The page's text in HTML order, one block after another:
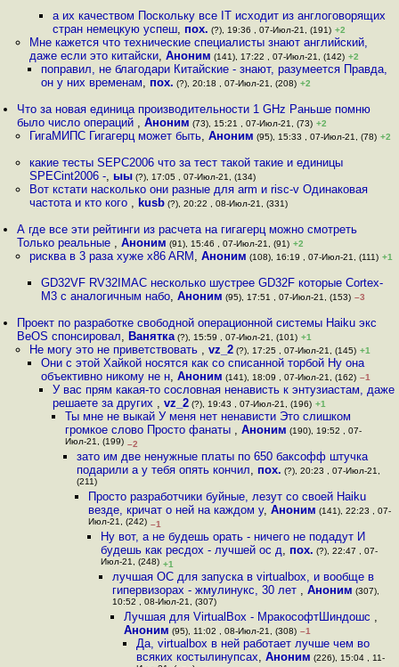
а их качеством Поскольку все IT исходит из англоговорящих
стран немецкую успеш, пох. (?), 19:36 , 07-Июл-21, (191) +2
Мне кажется что технические специалисты знают английский,
даже если это китайски, Аноним (141), 17:22 , 07-Июл-21, (142) +2
поправил, не благодари Китайские - знают, разумеется Правда,
он у них временам, пох. (?), 20:18 , 07-Июл-21, (208) +2
Что за новая единица производительности 1 GHz Раньше помню
было число операций ,Аноним (73), 15:21 , 07-Июл-21, (73) +2
ГигаМИПС Гигагерц может быть, Аноним (95), 15:33 , 07-Июл-21, (78) +2
какие тесты SEPC2006 что за тест такой такие и единицы
SPECint2006 -, ыы(?), 17:05 , 07-Июл-21, (134)
Вот кстати насколько они разные для arm и risc-v Одинаковая
частота и кто кого , kusb(?), 20:22 , 08-Июл-21, (331)
А где все эти рейтинги из расчета на гигагерц можно смотреть
Только реальные ,Аноним (91), 15:46 , 07-Июл-21, (91) +2
рисква в 3 раза хуже x86 ARM , Аноним (108), 16:19 , 07-Июл-21, (111) +1
GD32VF RV32IMAC несколько шустрее GD32F которые Cortex-
M3 с аналогичным набо, Аноним (95), 17:51 , 07-Июл-21, (153) –3
Проект по разработке свободной операционной системы Haiku экс
BeOS спонсировал, Ванятка (?), 15:59 , 07-Июл-21, (101) +1
Не могу это не приветствовать , vz_2(?), 17:25 , 07-Июл-21, (145) +1
Они с этой Хайкой носятся как со списанной торбой Ну она
объективно никому не н, Аноним (141), 18:09 , 07-Июл-21, (162) –1
У вас прям какая-то сословная ненависть к энтузиастам, даже
решаете за других ,vz_2 (?), 19:43 , 07-Июл-21, (196) +1
Ты мне не выкай У меня нет ненависти Это слишком
громкое слово Просто фанаты , Аноним (190), 19:52 , 07-
Июл-21, (199) –2
зато им две ненужные платы по 650 баксофф штучка
подарили а у тебя опять кончил, пох. (?), 20:23 , 07-Июл-21,
(211)
Просто разработчики буйные, лезут со своей Haiku
везде, кричат о ней на каждом у,Аноним (141), 22:23 , 07-
Июл-21, (242) –1
Ну вот, а не будешь орать - ничего не подадут И
будешь как ресдох - лучшей ос д, пох. (?), 22:47 , 07-
Июл-21, (248) +1
лучшая ОС для запуска в virtualbox, и вообще в
гипервизорах - жмулинукс, 30 лет , Аноним (307),
10:52 , 08-Июл-21, (307)
Лучшая для VirtualBox - МракософтШиндошс ,
Аноним (95), 11:02 , 08-Июл-21, (308) –1
Да, virtualbox в ней работает лучше чем во
всяких кocтылинупcax, Аноним (226), 15:04 , 11-